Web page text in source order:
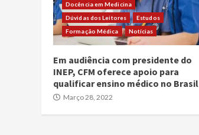
Docência em Medicina
Dúvidas dos Leitores
Estudos
Formação Médica
Notícias
Em audiência com presidente do
INEP, CFM oferece apoio para
qualificar ensino médico no Brasil
Março 28, 2022